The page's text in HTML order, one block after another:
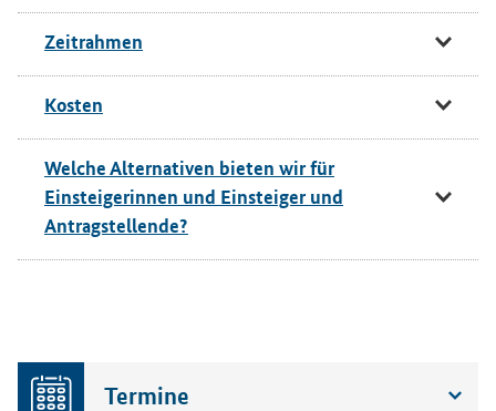
Zeitrahmen
Kosten
Welche Alternativen bieten wir für
Einsteigerinnen und Einsteiger und
Antragstellende?
Termine